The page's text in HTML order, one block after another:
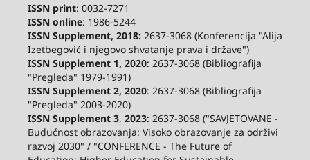
ISSN print: 0032-7271
ISSN online: 1986-5244
ISSN Supplement, 2018:2637-3068 (Konferencija "Alija
Izetbegović i njegovo shvatanje prava i države")
ISSN Supplement 1, 2020: 2637-3068 (Bibliografija
"Pregleda" 1979-1991)
ISSN Supplement 2, 2020: 2637-3068 (Bibliografija
"Pregleda" 2003-2020)
ISSN Supplement 3, 2023: 2637-3068 ("SAVJETOVANE -
Budućnost obrazovanja: Visoko obrazovanje za održivi
razvoj 2030" / "CONFERENCE - The Future of